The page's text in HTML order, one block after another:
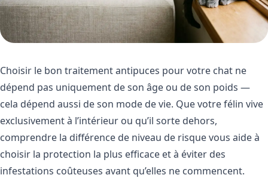
Choisir le bon traitement antipuces pour votre chat ne
dépend pas uniquement de son âge ou de son poids —
cela dépend aussi de son mode de vie. Que votre félin vive
exclusivement à l’intérieur ou qu’il sorte dehors,
comprendre la différence de niveau de risque vous aide à
choisir la protection la plus efficace et à éviter des
infestations coûteuses avant qu’elles ne commencent.